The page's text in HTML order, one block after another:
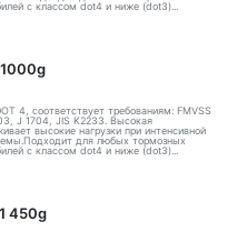
с классом dot4 и ниже (dot3)...
1000g
4, соответствует требованиям: FMVSS
J 1704, JIS K2233. Высокая
высокие нагрузки при интенсивной
для любых тормозных
с классом dot4 и ниже (dot3)...
450g